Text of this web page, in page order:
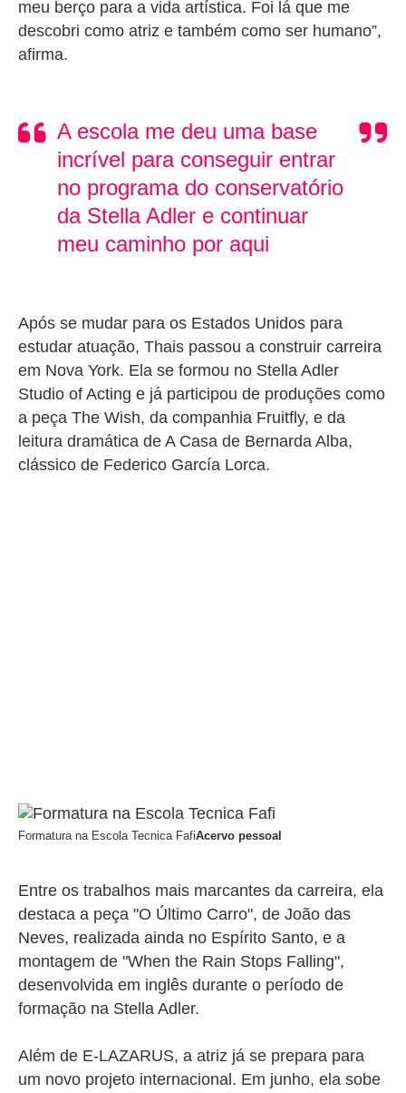
meu berço para a vida artística. Foi lá que me
descobri como atriz e também como ser humano”,
afirma.
A escola me deu uma base
incrível para conseguir entrar
no programa do conservatório
da Stella Adler e continuar
meu caminho por aqui
Após se mudar para os Estados Unidos para
estudar atuação, Thais passou a construir carreira
em Nova York. Ela se formou no Stella Adler
Studio of Acting e já participou de produções como
a peça The Wish, da companhia Fruitfly, e da
leitura dramática de A Casa de Bernarda Alba,
clássico de Federico García Lorca.
Formatura na Escola Tecnica FafiAcervo pessoal
Entre os trabalhos mais marcantes da carreira, ela
destaca a peça "O Último Carro", de João das
Neves, realizada ainda no Espírito Santo, e a
montagem de "When the Rain Stops Falling",
desenvolvida em inglês durante o período de
formação na Stella Adler.
Além de E-LAZARUS, a atriz já se prepara para
um novo projeto internacional. Em junho, ela sobe